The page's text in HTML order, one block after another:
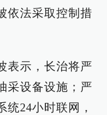
依法采取控制措
表示，长治将严
采设备设施；严
24小时联网，